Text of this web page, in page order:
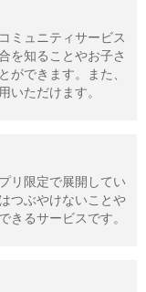
ミュニティサービス
を知ることやお子さ
ができます。また、
いただけます。
リ限定で展開してい
つぶやけないことや
きるサービスです。